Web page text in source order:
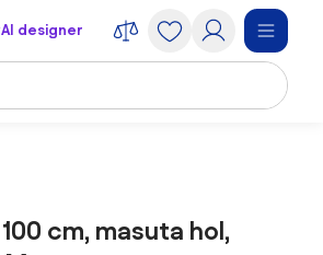
AI designer
cm, masuta hol,